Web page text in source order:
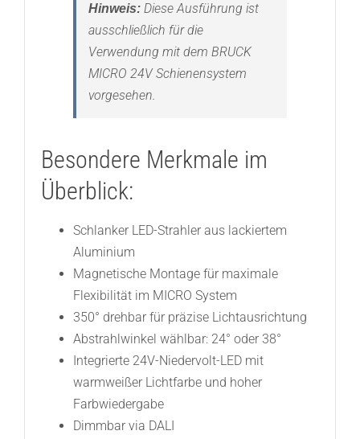
Hinweis:Diese Ausführung ist
ausschließlich für die
Verwendung mit dem BRUCK
MICRO 24V Schienensystem
vorgesehen.
Besondere Merkmale im
Überblick:
Schlanker LED-Strahler aus lackiertem
Aluminium
Magnetische Montage für maximale
Flexibilität im MICRO System
350° drehbar für präzise Lichtausrichtung
Abstrahlwinkel wählbar: 24° oder 38°
Integrierte 24V-Niedervolt-LED mit
warmweißer Lichtfarbe und hoher
Farbwiedergabe
Dimmbar via DALI